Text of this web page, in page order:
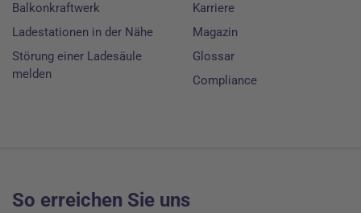
Balkonkraftwerk
Ladestationen in der Nähe
Störung einer Ladesäule
melden
Karriere
Magazin
Glossar
Compliance
So erreichen Sie uns